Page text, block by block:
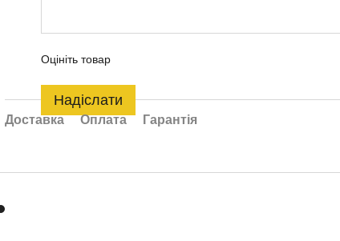
Оцініть товар
Надіслати
Доставка Оплата Гарантія